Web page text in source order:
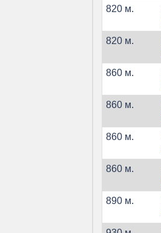
820 м.
820 м.
860 м.
860 м.
860 м.
860 м.
890 м.